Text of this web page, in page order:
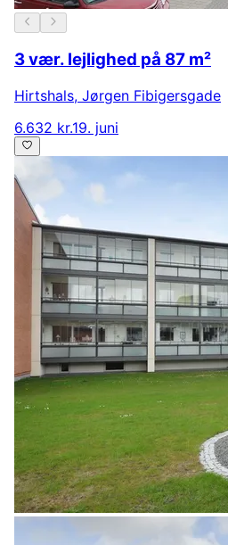
3 vær. lejlighed på 87 m²
Hirtshals, Jørgen Fibigersgade
6.632 kr.19. juni